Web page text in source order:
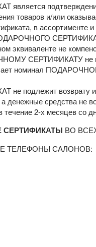
товаров и/или
в ассортименте
эквиваленте не
СЕРТИФИКАТУ не
номинал
подлежит возврату и
денежные средства не
2-х месяцев со
ВО
ТЕЛЕФОНЫ САЛОНОВ: